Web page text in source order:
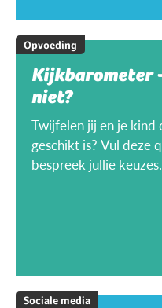
Opvoeding
Kijkbarometer
niet?
Twijfelen jij en je kind
geschikt is? Vul deze
bespreek jullie keuzes.
Sociale media